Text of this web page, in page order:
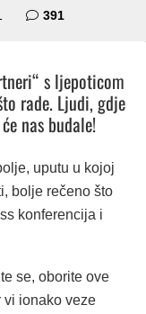
391
s ljepoticom
rade. Ljudi, gdje
nas budale!
uputu u kojoj
bolje rečeno što
konferencija i
se, oborite ove
vi ionako veze